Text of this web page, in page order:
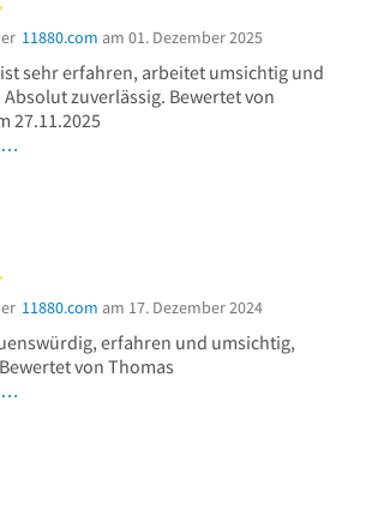
11880.com am 01. Dezember 2025
sehr erfahren, arbeitet umsichtig und
Absolut zuverlässig. Bewertet von
27.11.2025
…
11880.com am 17. Dezember 2024
erfahren und umsichtig,
von Thomas
…